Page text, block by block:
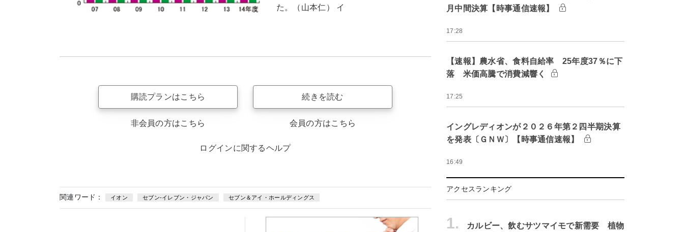
た。（山本仁） イ
購読プランはこちら
非会員の方はこちら
続きを読む
会員の方はこちら
ログインに関するヘルプ
関連ワード： イオン セブン-イレブン・ジャパン セブン＆アイ・ホールディングス
月中間決算【時事通信速報】
17:28
【速報】農水省、食料自給率 25年度37％に下
落 米価高騰で消費減響く
17:25
イングレディオンが２０２６年第２四半期決算
を発表〔ＧＮＷ〕【時事通信速報】
16:49
アクセスランキング
1.
カルビー、飲むサツマイモで新需要 植物